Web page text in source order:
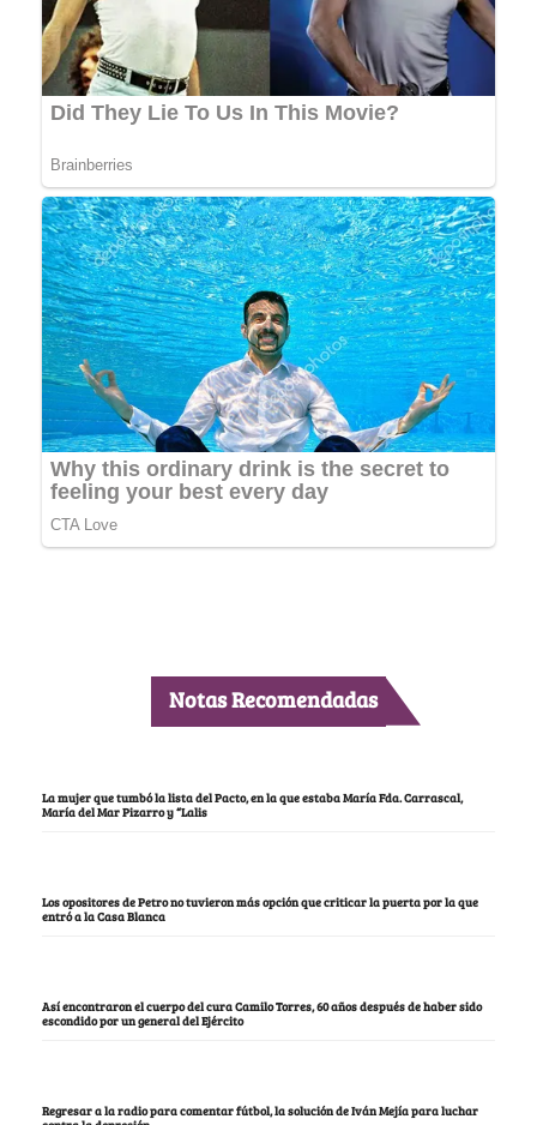
Notas Recomendadas
La mujer que tumbó la lista del Pacto, en la que estaba María Fda. Carrascal,
María del Mar Pizarro y “Lalis
Los opositores de Petro no tuvieron más opción que criticar la puerta por la que
entró a la Casa Blanca
Así encontraron el cuerpo del cura Camilo Torres, 60 años después de haber sido
escondido por un general del Ejército
Regresar a la radio para comentar fútbol, la solución de Iván Mejía para luchar